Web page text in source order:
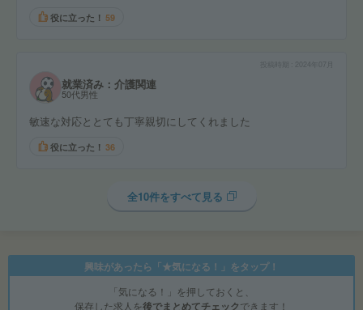
役に立った！ 59
2024年07月
就業済み：介護関連
50代男性
敏速な対応ととても丁寧親切にしてくれました
役に立った！ 36
全10件をすべて見る
興味があったら「★気になる！」をタップ！
「気になる！」を押しておくと、
保存した求人を後でまとめてチェックできます！